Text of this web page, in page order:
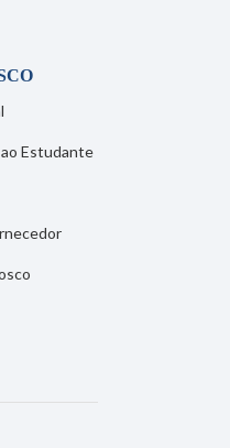
Estudante